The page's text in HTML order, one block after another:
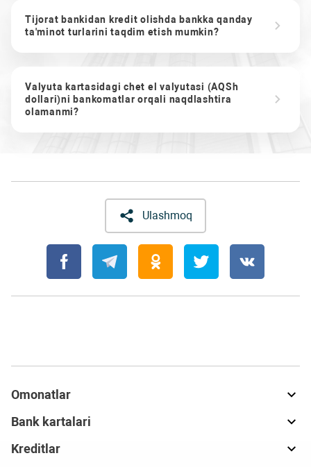
Tijorat bankidan kredit olishda bankka qanday
ta'minot turlarini taqdim etish mumkin?
Valyuta kartasidagi chet el valyutasi (AQSh
dollari)ni bankomatlar orqali naqdlashtira
olamanmi?
Ulashmoq
Omonatlar
Bank kartalari
Kreditlar